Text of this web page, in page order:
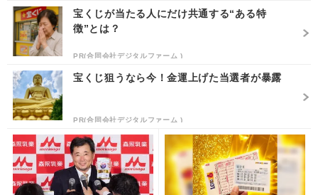
宝くじが当たる人にだけ共通する“ある特
徴”とは？
PR(合同会社デジタルファーム )
宝くじ狙うなら今！金運上げた当選者が暴露
PR(合同会社デジタルファーム )